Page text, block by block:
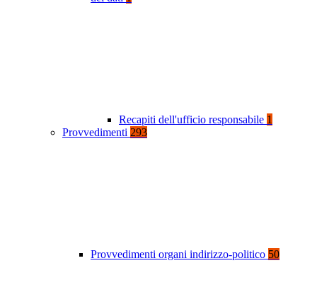
Recapiti dell'ufficio responsabile 1
Provvedimenti 293
Provvedimenti organi indirizzo-politico 50